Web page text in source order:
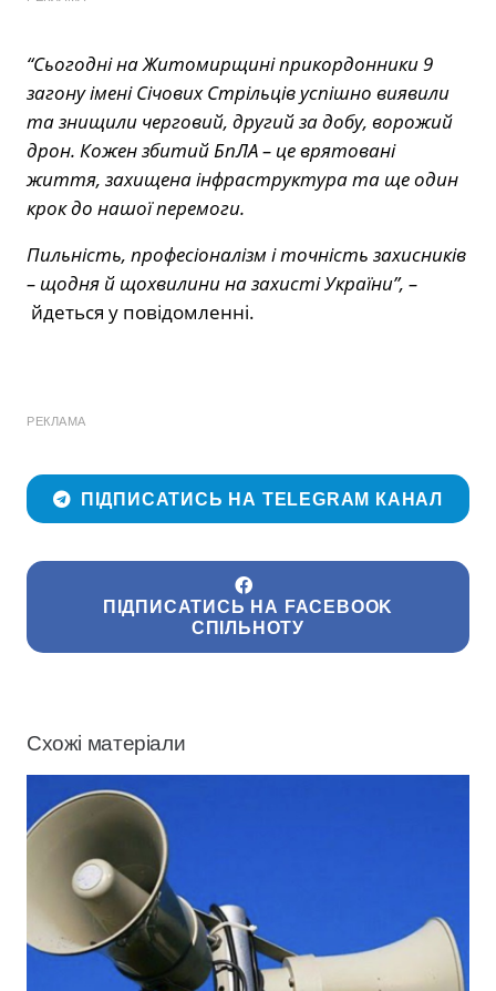
“Сьогодні на Житомирщині прикордонники 9
загону імені Січових Стрільців успішно виявили
та знищили черговий, другий за добу, ворожий
дрон. Кожен збитий БпЛА – це врятовані
життя, захищена інфраструктура та ще один
крок до нашої перемоги.
Пильність, професіоналізм і точність захисників
– щодня й щохвилини на захисті України”, –
йдеться у повідомленні.
РЕКЛАМА
ПІДПИСАТИСЬ НА TELEGRAM КАНАЛ
ПІДПИСАТИСЬ НА FACEBOOK
СПІЛЬНОТУ
Схожі матеріали